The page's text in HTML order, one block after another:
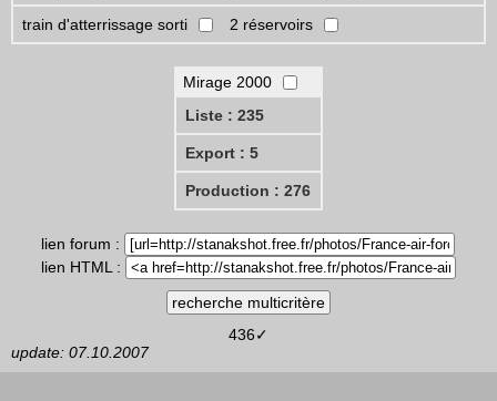
train d'atterrissage sorti 2 réservoirs
Mirage 2000
Liste : 235
Export : 5
Production : 276
lien forum :
lien HTML :
436✓
update: 07.10.2007